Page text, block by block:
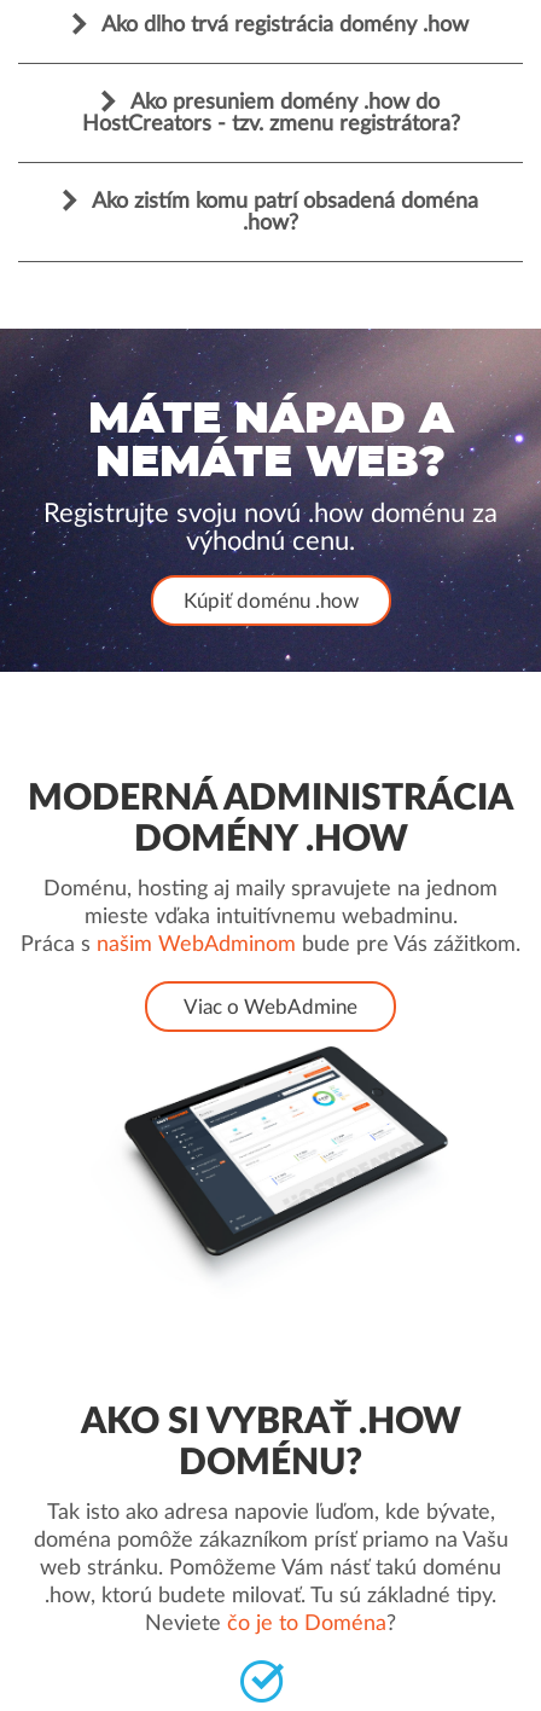
Ako dlho trvá registrácia domény .how
Ako presuniem domény .how do
HostCreators - tzv. zmenu registrátora?
Ako zistím komu patrí obsadená doména
.how?
MÁTE NÁPAD A
NEMÁTE WEB?
Registrujte svoju novú .how doménu za
výhodnú cenu.
Kúpiť doménu .how
MODERNÁ ADMINISTRÁCIA
DOMÉNY .HOW
Doménu, hosting aj maily spravujete na jednom
mieste vďaka intuitívnemu webadminu.
Práca s našim WebAdminom bude pre Vás zážitkom.
Viac o WebAdmine
AKO SI VYBRAŤ .HOW
DOMÉNU?
Tak isto ako adresa napovie ľuďom, kde bývate,
doména pomôže zákazníkom prísť priamo na Vašu
web stránku. Pomôžeme Vám násť takú doménu
.how, ktorú budete milovať. Tu sú základné tipy.
Neviete čo je to Doména?